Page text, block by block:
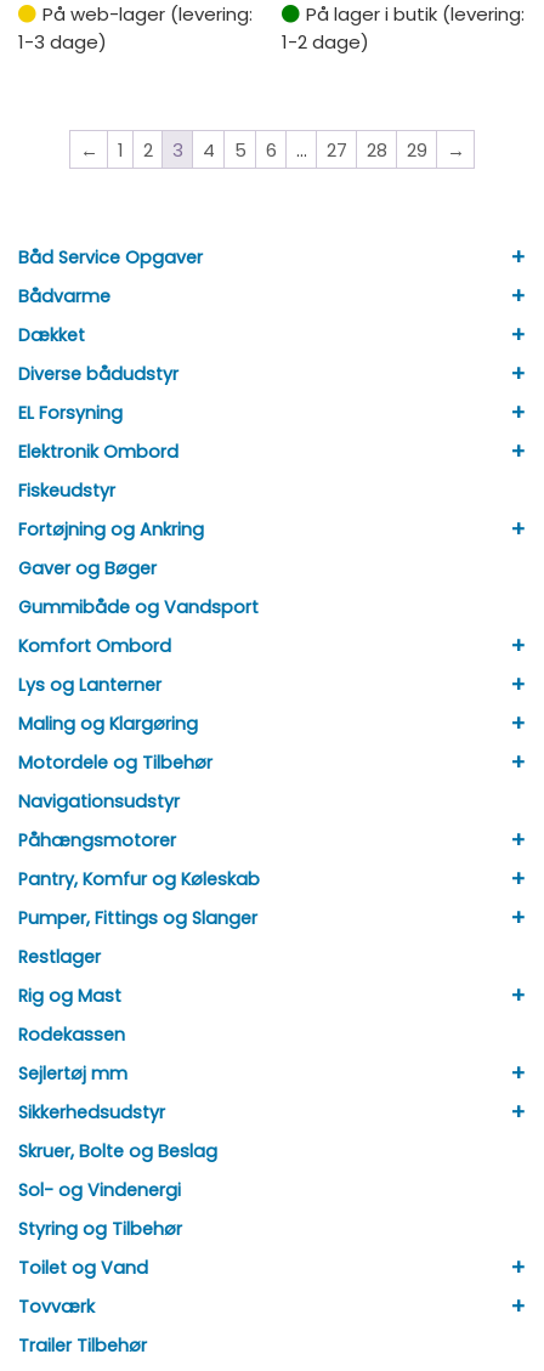
På web-lager (levering:
1-3 dage)
På lager i butik (levering:
1-2 dage)
← 1 2 3 4 5 6 … 27 28 29 →
Båd Service Opgaver +
Bådvarme +
Dækket +
Diverse bådudstyr +
EL Forsyning +
Elektronik Ombord +
Fiskeudstyr
Fortøjning og Ankring
+
Gaver og Bøger
Gummibåde og Vandsport
Komfort Ombord
+
Lys og Lanterner +
Maling og Klargøring +
Motordele og Tilbehør +
Navigationsudstyr
Påhængsmotorer
+
Pantry, Komfur og Køleskab +
Pumper, Fittings og Slanger +
Restlager
Rig og Mast
+
Rodekassen
Sejlertøj mm
+
Sikkerhedsudstyr +
Skruer, Bolte og Beslag
Sol- og Vindenergi
Styring og Tilbehør
Toilet og Vand
+
Tovværk +
Trailer Tilbehør